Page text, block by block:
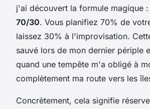
j'ai découvert la formule magique :
70/30. Vous planifiez 70% de
laissez 30% à l'improvisation.
sauvé lors de mon dernier périple
quand une tempête m'a obligé à
complètement ma route vers les
Concrètement, cela signifie